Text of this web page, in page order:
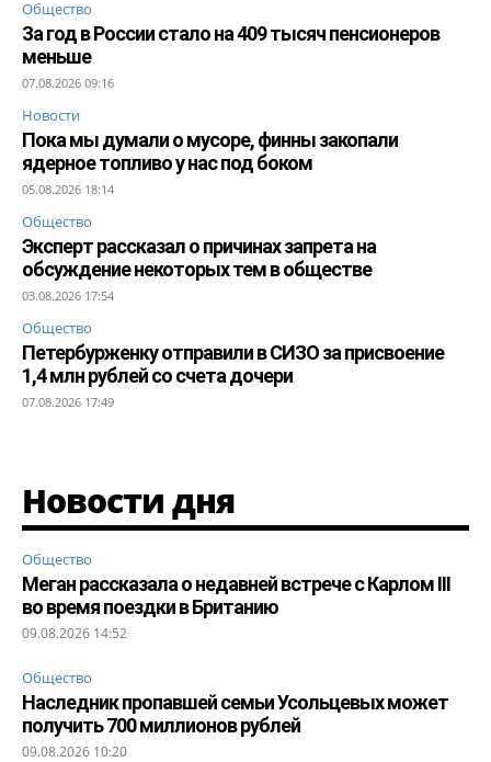
Общество
За год в России стало на 409 тысяч пенсионеров
меньше
07.08.2026 09:16
Новости
Пока мы думали о мусоре, финны закопали
ядерное топливо у нас под боком
05.08.2026 18:14
Общество
Эксперт рассказал о причинах запрета на
обсуждение некоторых тем в обществе
03.08.2026 17:54
Общество
Петербурженку отправили в СИЗО за присвоение
1,4 млн рублей со счета дочери
07.08.2026 17:49
Новости дня
Общество
Меган рассказала о недавней встрече с Карлом III
во время поездки в Британию
09.08.2026 14:52
Общество
Наследник пропавшей семьи Усольцевых может
получить 700 миллионов рублей
09.08.2026 10:20